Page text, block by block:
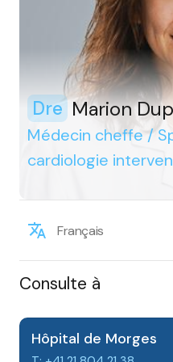
Dre Marion
Médecin cheffe /
cardiologie
Français
Consulte à
Hôpital de Morges